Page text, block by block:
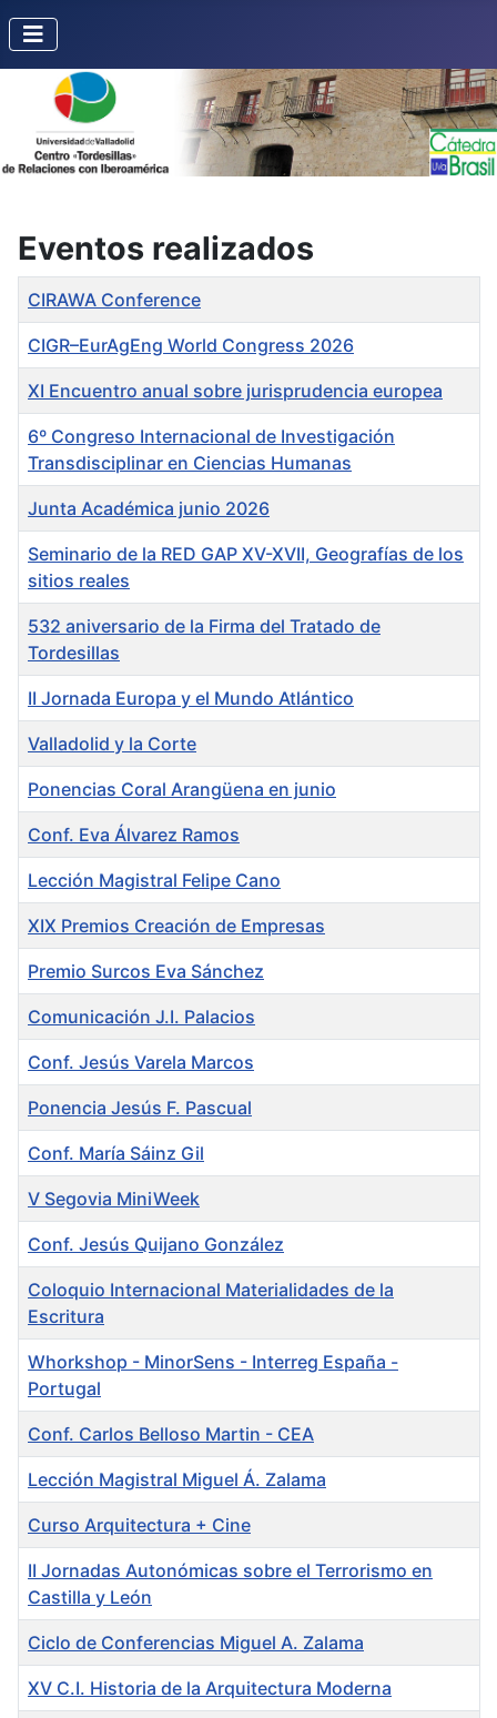
Eventos realizados
Título
CIRAWA Conference
CIGR–EurAgEng World Congress 2026
XI Encuentro anual sobre jurisprudencia europea
6º Congreso Internacional de Investigación
Transdisciplinar en Ciencias Humanas
Junta Académica junio 2026
Seminario de la RED GAP XV-XVII, Geografías de los
sitios reales
532 aniversario de la Firma del Tratado de
Tordesillas
II Jornada Europa y el Mundo Atlántico
Valladolid y la Corte
Ponencias Coral Arangüena en junio
Conf. Eva Álvarez Ramos
Lección Magistral Felipe Cano
XIX Premios Creación de Empresas
Premio Surcos Eva Sánchez
Comunicación J.I. Palacios
Conf. Jesús Varela Marcos
Ponencia Jesús F. Pascual
Conf. María Sáinz Gil
V Segovia MiniWeek
Conf. Jesús Quijano González
Coloquio Internacional Materialidades de la
Escritura
Whorkshop - MinorSens - Interreg España -
Portugal
Conf. Carlos Belloso Martin - CEA
Lección Magistral Miguel Á. Zalama
Curso Arquitectura + Cine
II Jornadas Autonómicas sobre el Terrorismo en
Castilla y León
Ciclo de Conferencias Miguel A. Zalama
XV C.I. Historia de la Arquitectura Moderna